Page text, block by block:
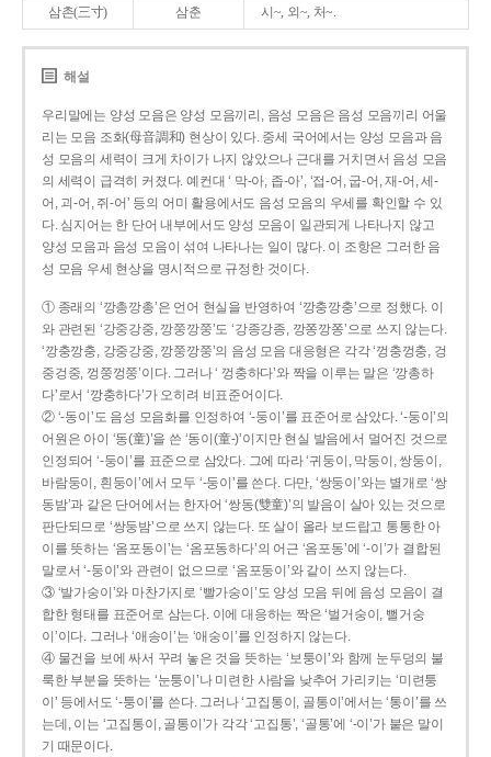
삼촌(三寸) 삼춘 시~, 외~, 처~.
해설
우리말에는 양성 모음은 양성 모음끼리, 음성 모음은 음성 모음끼리 어울
리는 모음 조화(母音調和) 현상이 있다. 중세 국어에서는 양성 모음과 음
성 모음의 세력이 크게 차이가 나지 않았으나 근대를 거치면서 음성 모음
의 세력이 급격히 커졌다. 예컨대 ‘ 막-아, 좁-아’, ‘접-어, 굽-어, 재-어, 세-
어, 괴-어, 쥐-어’ 등의 어미 활용에서도 음성 모음의 우세를 확인할 수 있
다. 심지어는 한 단어 내부에서도 양성 모음이 일관되게 나타나지 않고
양성 모음과 음성 모음이 섞여 나타나는 일이 많다. 이 조항은 그러한 음
성 모음 우세 현상을 명시적으로 규정한 것이다.
① 종래의 ‘깡총깡총’은 언어 현실을 반영하여 ‘깡충깡충’으로 정했다. 이
와 관련된 ‘강중강중, 깡쭝깡쭝’도 ‘강종강종, 깡쫑깡쫑’으로 쓰지 않는다.
‘깡충깡충, 강중강중, 깡쭝깡쭝’의 음성 모음 대응형은 각각 ‘껑충껑충, 겅
중겅중, 껑쭝껑쭝’이다. 그러나 ‘ 껑충하다’와 짝을 이루는 말은 ‘깡총하
다’로서 ‘깡충하다’가 오히려 비표준어이다.
② ‘-동이’도 음성 모음화를 인정하여 ‘-둥이’를 표준어로 삼았다. ‘-둥이’의
어원은 아이 ‘동(童)’을 쓴 ‘동이(童-)’이지만 현실 발음에서 멀어진 것으로
인정되어 ‘-둥이’를 표준으로 삼았다. 그에 따라 ‘귀둥이, 막둥이, 쌍둥이,
바람둥이, 흰둥이’에서 모두 ‘-둥이’를 쓴다. 다만, ‘쌍둥이’와는 별개로 ‘쌍
동밤’과 같은 단어에서는 한자어 ‘쌍동(雙童)’의 발음이 살아 있는 것으로
판단되므로 ‘쌍둥밤’으로 쓰지 않는다. 또 살이 올라 보드랍고 통통한 아
이를 뜻하는 ‘옴포동이’는 ‘옴포동하다’의 어근 ‘옴포동’에 ‘-이’가 결합된
말로서 ‘-둥이’와 관련이 없으므로 ‘옴포둥이’와 같이 쓰지 않는다.
③ ‘발가숭이’와 마찬가지로 ‘빨가숭이’도 양성 모음 뒤에 음성 모음이 결
합한 형태를 표준어로 삼는다. 이에 대응하는 짝은 ‘벌거숭이, 뻘거숭
이’이다. 그러나 ‘애송이’는 ‘애숭이’를 인정하지 않는다.
④ 물건을 보에 싸서 꾸려 놓은 것을 뜻하는 ‘보퉁이’와 함께 눈두덩의 불
룩한 부분을 뜻하는 ‘눈퉁이’나 미련한 사람을 낮추어 가리키는 ‘미련퉁
이’ 등에서도 ‘-퉁이’를 쓴다. 그러나 ‘고집통이, 골통이’에서는 ‘통이’를 쓰
는데, 이는 ‘고집통이, 골통이’가 각각 ‘고집통’, ‘골통’에 ‘-이’가 붙은 말이
기 때문이다.